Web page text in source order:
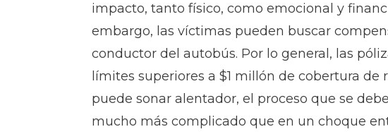
impacto, tanto físico, como emocional y
embargo, las víctimas pueden buscar
conductor del autobús. Por lo general, las
límites superiores a $1 millón de cobertura de
puede sonar alentador, el proceso que se
mucho más complicado que en un choque